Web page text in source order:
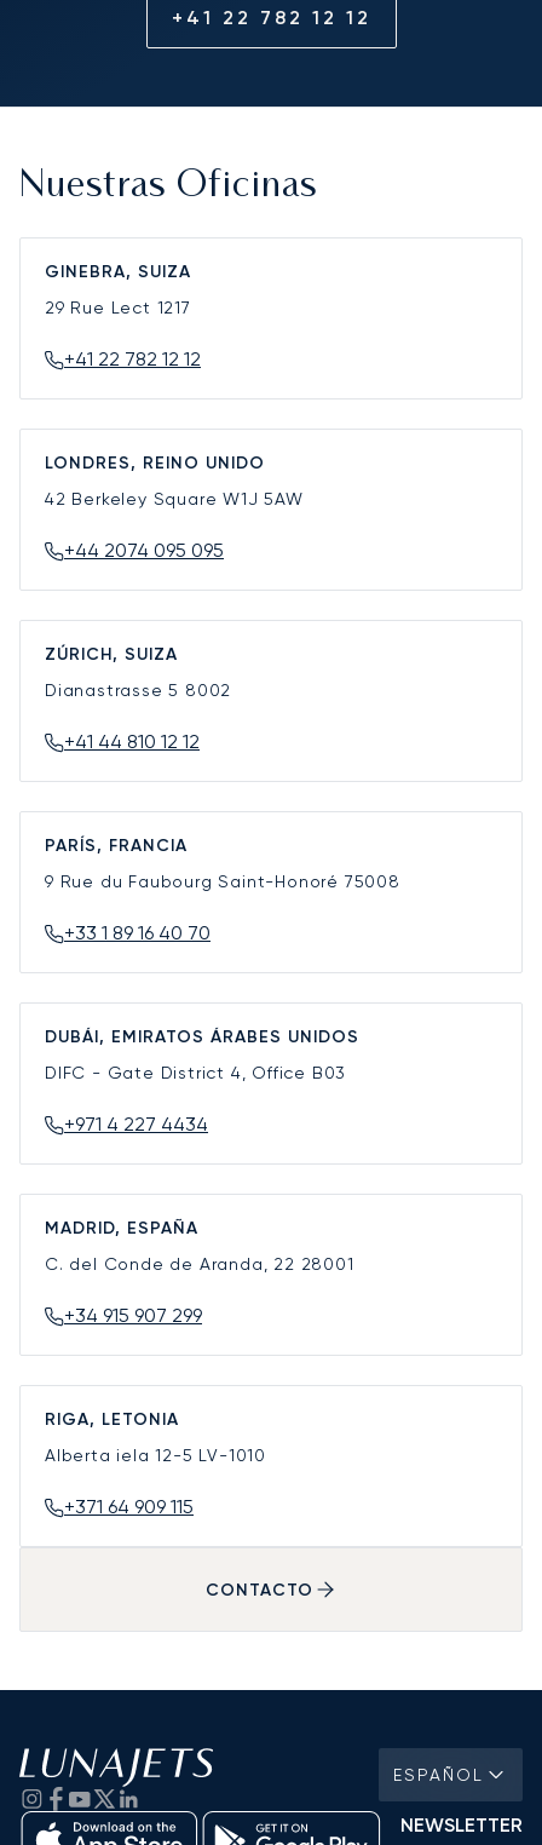
+41 22 782 12 12
Nuestras Oficinas
GINEBRA, SUIZA
29 Rue Lect 1217
+41 22 782 12 12
LONDRES, REINO UNIDO
42 Berkeley SquareW1J 5AW
+44 2074 095 095
ZÚRICH, SUIZA
Dianastrasse 5 8002
+41 44 810 12 12
PARÍS, FRANCIA
9 Rue du Faubourg Saint-Honoré 75008
+33 1 89 16 40 70
DUBÁI, EMIRATOS ÁRABES UNIDOS
DIFC - Gate District 4, Office B03
+971 4 227 4434
MADRID, ESPAÑA
C. del Conde de Aranda, 22 28001
+34 915 907 299
RIGA, LETONIA
Alberta iela 12-5 LV-1010
+371 64 909 115
CONTACTO
ESPAÑOL
NEWSLETTER